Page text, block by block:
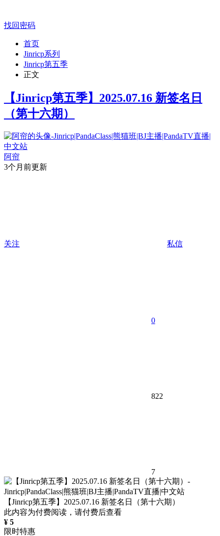
找回密码
首页
Jinricp系列
Jinricp第五季
正文
【Jinricp第五季】2025.07.16 新签名日
（第十六期）
阿帘
3个月前更新
关注 私信
0
822
7
【Jinricp第五季】2025.07.16 新签名日（第十六期）
此内容为付费阅读，请付费后查看
¥ 5
限时特惠